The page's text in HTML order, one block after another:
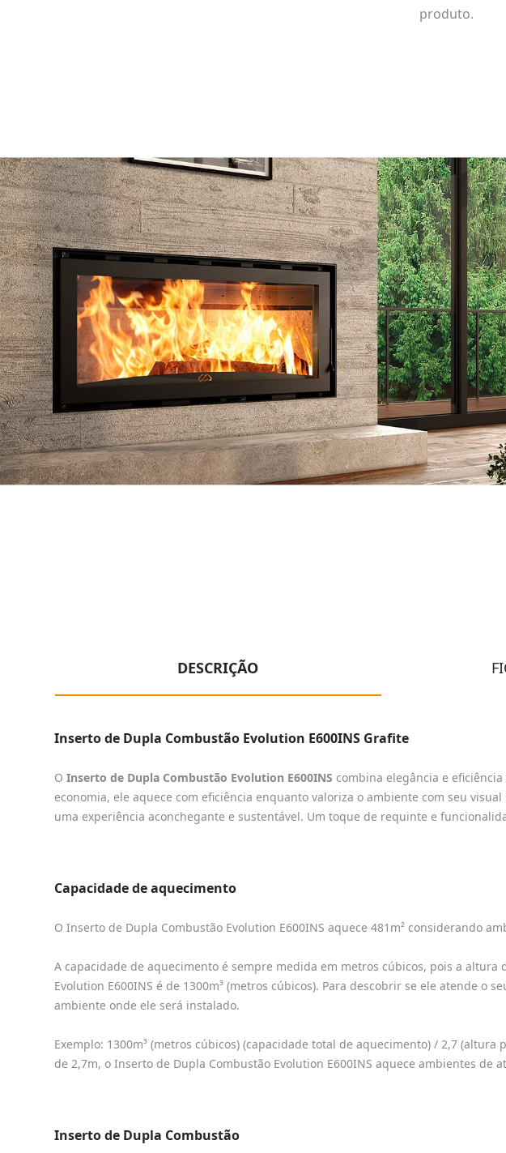
produto.
DESCRIÇÃO
Inserto de Dupla Combustão Evolution E600INS Grafite
O Inserto de Dupla Combustão Evolution E600INS combina elegância e
economia, ele aquece com eficiência enquanto valoriza o ambiente com seu
uma experiência aconchegante e sustentável. Um toque de requinte e
Capacidade de aquecimento
O Inserto de Dupla Combustão Evolution E600INS aquece 481m² considerando
A capacidade de aquecimento é sempre medida em metros cúbicos, pois a
Evolution E600INS é de 1300m³ (metros cúbicos). Para descobrir se ele atende
ambiente onde ele será instalado.
Exemplo: 1300m³ (metros cúbicos) (capacidade total de aquecimento) / 2,7
de 2,7m, o Inserto de Dupla Combustão Evolution E600INS aquece ambientes de
Inserto de Dupla Combustão